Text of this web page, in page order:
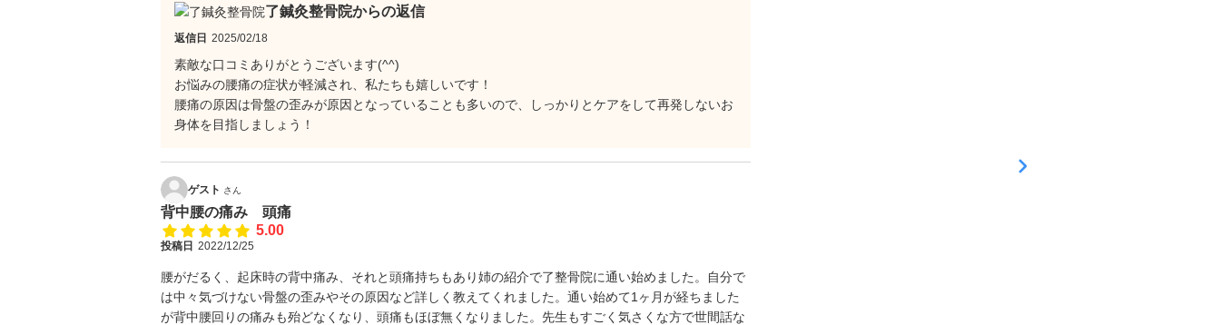
了鍼灸整骨院からの返信
返信日 2025/02/18
素敵な口コミありがとうございます(^^)
お悩みの腰痛の症状が軽減され、私たちも嬉しいです！
腰痛の原因は骨盤の歪みが原因となっていることも多いので、しっかりとケアをして再発しないお
身体を目指しましょう！
ゲスト さん
背中腰の痛み 頭痛
5.00
投稿日 2022/12/25
腰がだるく、起床時の背中痛み、それと頭痛持ちもあり姉の紹介で了整骨院に通い始めました。自分で
は中々気づけない骨盤の歪みやその原因など詳しく教えてくれました。通い始めて1ヶ月が経ちました
が背中腰回りの痛みも殆どなくなり、頭痛もほぼ無くなりました。先生もすごく気さくな方で世間話な